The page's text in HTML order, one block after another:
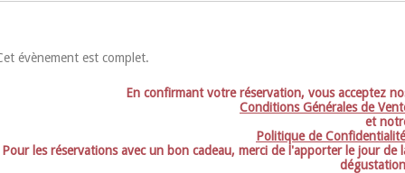
évènement est complet.
En confirmant votre réservation, vous acceptez
Conditions Générales de
et
Politique de Confidentialité
Pour les réservations avec un bon cadeau, merci de l'apporter le jour de